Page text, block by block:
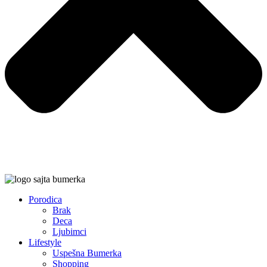
Porodica
Brak
Deca
Ljubimci
Lifestyle
Uspešna Bumerka
Shopping